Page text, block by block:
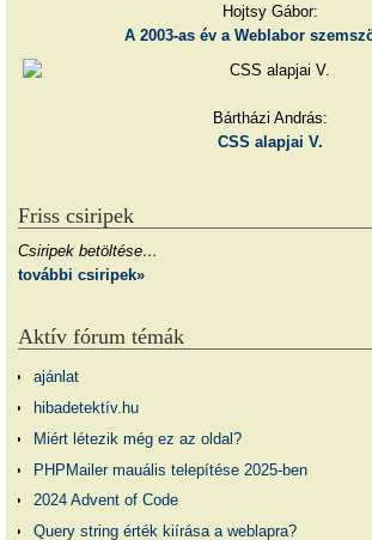
Hojtsy Gábor:
A 2003-as év a Weblabor
Bártházi András:
CSS alapjai V.
Friss csiripek
Csiripek betöltése…
további csiripek»
Aktív fórum témák
ajánlat
hibadetektív.hu
Miért létezik még ez az oldal?
PHPMailer mauális telepítése 2025-ben
2024 Advent of Code
Query string érték kiírása a weblapra?